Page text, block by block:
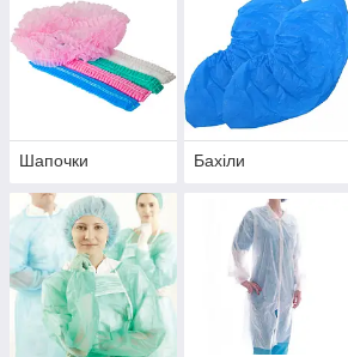
Хоча єдиних стандартів для
існує, можна виділити такі загальні
гіпоалергенність;
стійкість до механічних
висока міцність;
практичність, зручність і комфорт;
стійкість до впливу вологи;
гігроскопічність.
Ще однією перевагою таких виробів є
скупчування пилу гладка структура і не
крій.
Ми пропонуємо придбати за
Шапочки Бахіли